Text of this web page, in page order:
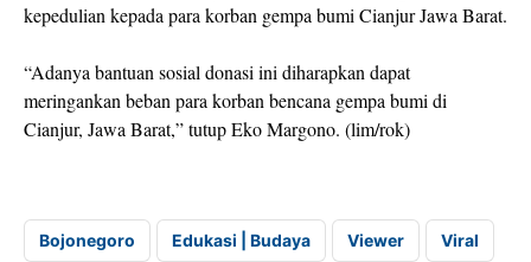
kepedulian kepada para korban gempa bumi Cianjur Jawa Barat.
“Adanya bantuan sosial donasi ini diharapkan dapat
meringankan beban para korban bencana gempa bumi di
Cianjur, Jawa Barat,” tutup Eko Margono. (lim/rok)
Bojonegoro Edukasi | Budaya Viewer Viral